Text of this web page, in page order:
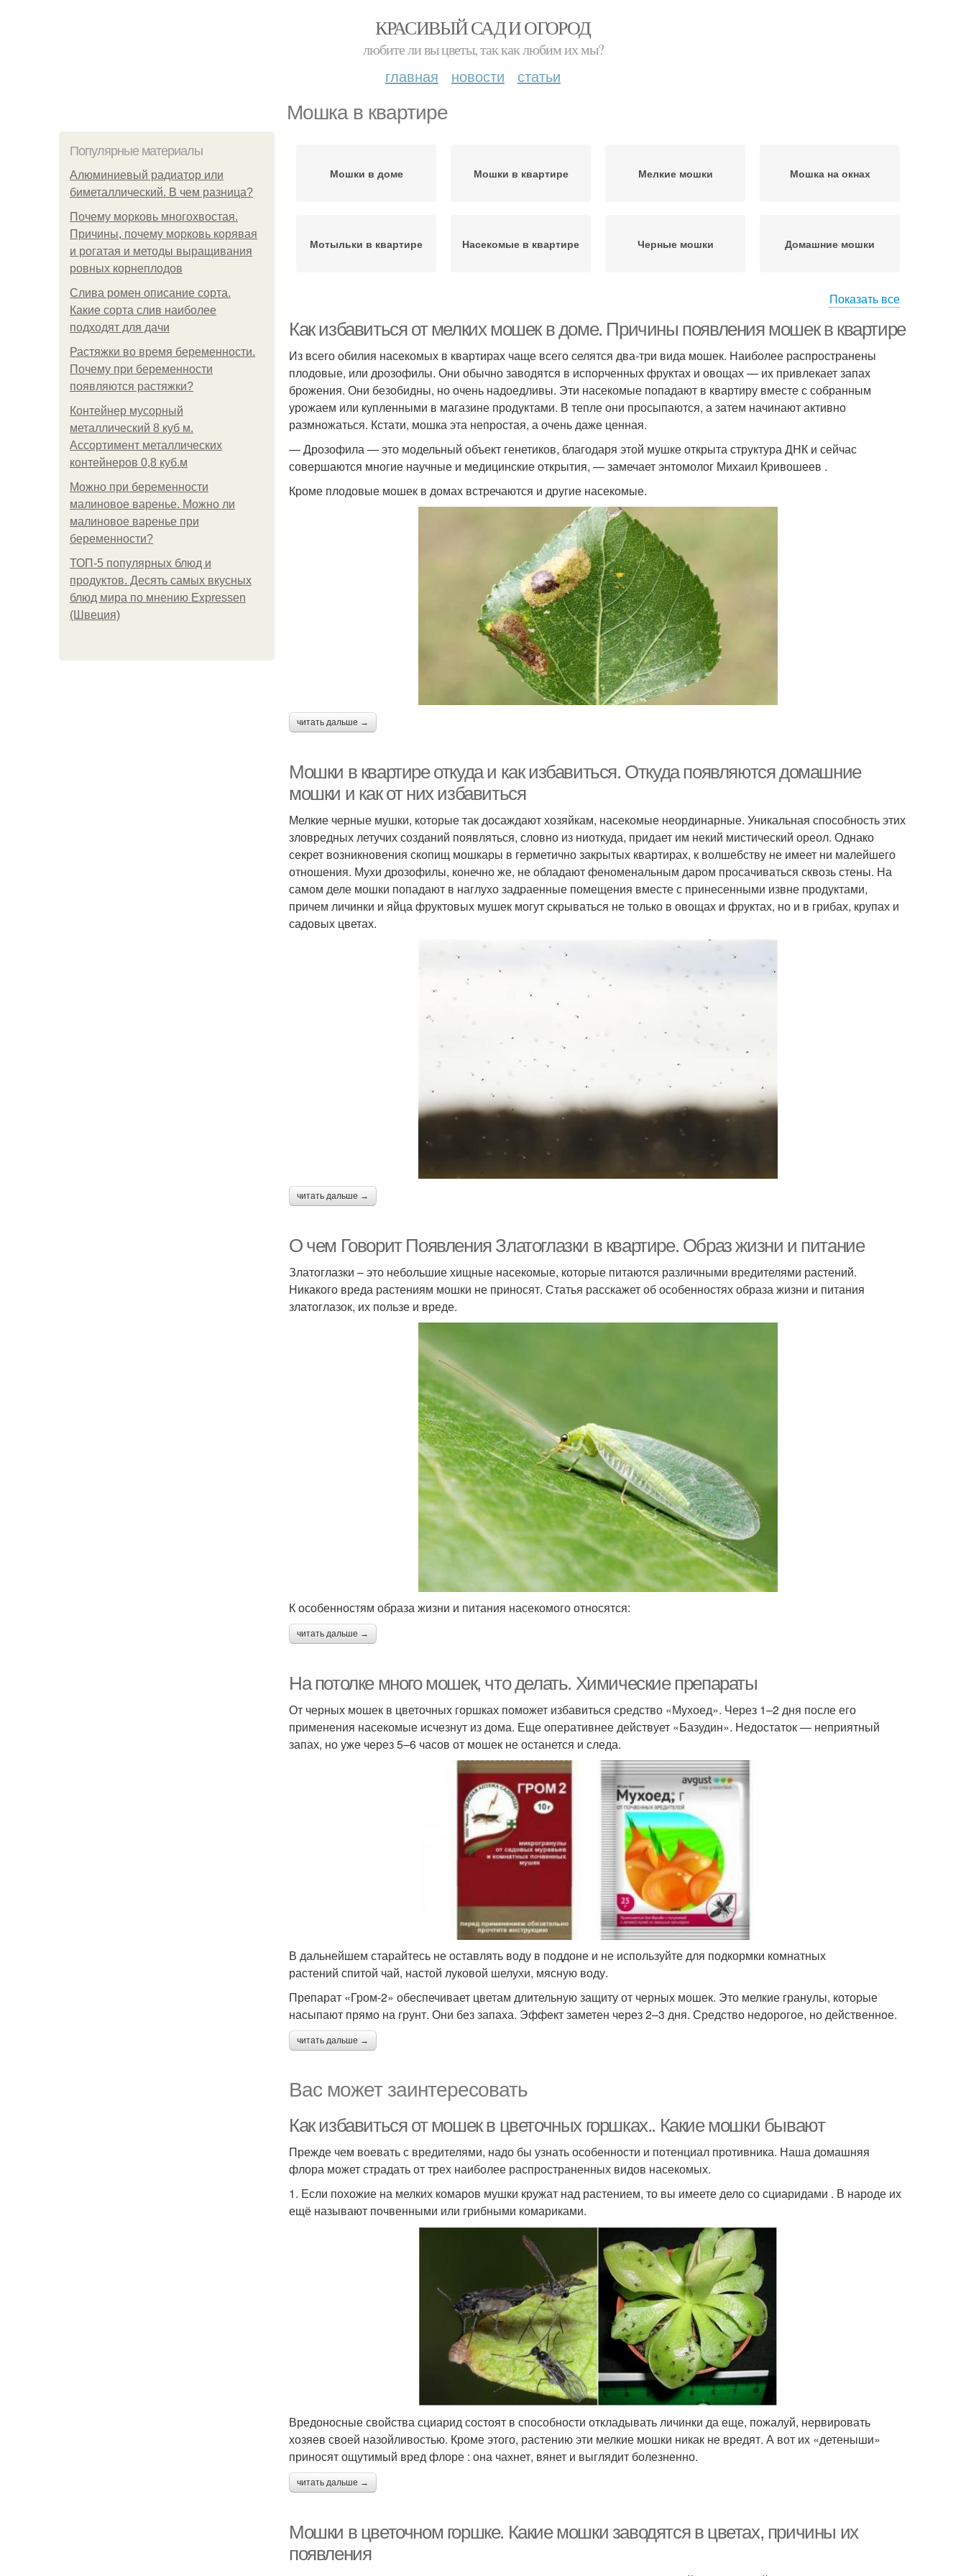
КРАСИВЫЙ САД И ОГОРОД
любите ли вы цветы, так как любим их мы?
главная новости статьи
Мошка в квартире
Популярные материалы
Алюминиевый радиатор или
биметаллический. В чем разница?
Почему морковь многохвостая.
Причины, почему морковь корявая
и рогатая и методы выращивания
ровных корнеплодов
Слива ромен описание сорта.
Какие сорта слив наиболее
подходят для дачи
Растяжки во время беременности.
Почему при беременности
появляются растяжки?
Контейнер мусорный
металлический 8 куб м.
Ассортимент металлических
контейнеров 0,8 куб.м
Можно при беременности
малиновое варенье. Можно ли
малиновое варенье при
беременности?
ТОП-5 популярных блюд и
продуктов. Десять самых вкусных
блюд мира по мнению Expressen
(Швеция)
Мошки в доме Мошки в квартире Мелкие мошки Мошка на окнах
Мотыльки в квартире Насекомые в квартире Черные мошки Домашние мошки
Златоглазка в квартире Зеленые мошки Средство от мошек Избавления от мошек
Показать все
Как избавиться от мелких мошек в доме. Причины появления мошек в квартире
Из всего обилия насекомых в квартирах чаще всего селятся два-три вида мошек. Наиболее распространены
плодовые, или дрозофилы. Они обычно заводятся в испорченных фруктах и овощах — их привлекает запах
брожения. Они безобидны, но очень надоедливы. Эти насекомые попадают в квартиру вместе с собранным
урожаем или купленными в магазине продуктами. В тепле они просыпаются, а затем начинают активно
размножаться. Кстати, мошка эта непростая, а очень даже ценная.
— Дрозофила — это модельный объект генетиков, благодаря этой мушке открыта структура ДНК и сейчас
совершаются многие научные и медицинские открытия, — замечает энтомолог Михаил Кривошеев .
Кроме плодовые мошек в домах встречаются и другие насекомые.
читать дальше →
Мошки в квартире откуда и как избавиться. Откуда появляются домашние
мошки и как от них избавиться
Мелкие черные мушки, которые так досаждают хозяйкам, насекомые неординарные. Уникальная способность этих
зловредных летучих созданий появляться, словно из ниоткуда, придает им некий мистический ореол. Однако
секрет возникновения скопищ мошкары в герметично закрытых квартирах, к волшебству не имеет ни малейшего
отношения. Мухи дрозофилы, конечно же, не обладают феноменальным даром просачиваться сквозь стены. На
самом деле мошки попадают в наглухо задраенные помещения вместе с принесенными извне продуктами,
причем личинки и яйца фруктовых мушек могут скрываться не только в овощах и фруктах, но и в грибах, крупах и
садовых цветах.
читать дальше →
О чем Говорит Появления Златоглазки в квартире. Образ жизни и питание
Златоглазки – это небольшие хищные насекомые, которые питаются различными вредителями растений.
Никакого вреда растениям мошки не приносят. Статья расскажет об особенностях образа жизни и питания
златоглазок, их пользе и вреде.
К особенностям образа жизни и питания насекомого относятся:
читать дальше →
На потолке много мошек, что делать. Химические препараты
От черных мошек в цветочных горшках поможет избавиться средство «Мухоед». Через 1–2 дня после его
применения насекомые исчезнут из дома. Еще оперативнее действует «Базудин». Недостаток — неприятный
запах, но уже через 5–6 часов от мошек не останется и следа.
В дальнейшем старайтесь не оставлять воду в поддоне и не используйте для подкормки комнатных
растений спитой чай, настой луковой шелухи, мясную воду.
Препарат «Гром-2» обеспечивает цветам длительную защиту от черных мошек. Это мелкие гранулы, которые
насыпают прямо на грунт. Они без запаха. Эффект заметен через 2–3 дня. Средство недорогое, но действенное.
читать дальше →
Вас может заинтересовать
Как избавиться от мошек в цветочных горшках.. Какие мошки бывают
Прежде чем воевать с вредителями, надо бы узнать особенности и потенциал противника. Наша домашняя
флора может страдать от трех наиболее распространенных видов насекомых.
1. Если похожие на мелких комаров мушки кружат над растением, то вы имеете дело со сциаридами . В народе их
ещё называют почвенными или грибными комариками.
Вредоносные свойства сциарид состоят в способности откладывать личинки да еще, пожалуй, нервировать
хозяев своей назойливостью. Кроме этого, растению эти мелкие мошки никак не вредят. А вот их «детеныши»
приносят ощутимый вред флоре : она чахнет, вянет и выглядит болезненно.
читать дальше →
Мошки в цветочном горшке. Какие мошки заводятся в цветах, причины их
появления